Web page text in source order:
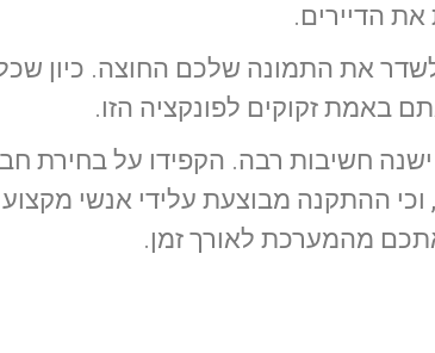
הדיירים.
את התמונה שלכם החוצה. כיון
באמת זקוקים לפונקציה הזו.
חשיבות רבה. הקפידו על בחירת
וכי ההתקנה מבוצעת עלידי אנשי
מהמערכת לאורך זמן.